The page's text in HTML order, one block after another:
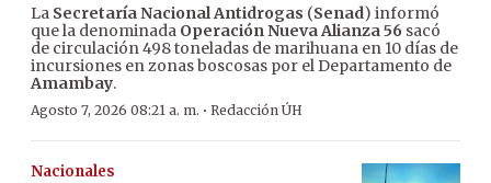
La Secretaría Nacional Antidrogas (Senad) informó
que la denominada Operación Nueva Alianza 56 sacó
de circulación 498 toneladas de marihuana en 10 días de
incursiones en zonas boscosas por el Departamento de
Amambay.
Agosto 7, 2026 08:21 a. m. · Redacción ÚH
Nacionales